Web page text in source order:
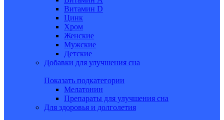
Витамин D
Цинк
Хром
Женские
Мужские
Детские
Добавки для улучшения сна
Показать подкатегории
Мелатонин
Препараты для улучшения сна
Для здоровья и долголетия